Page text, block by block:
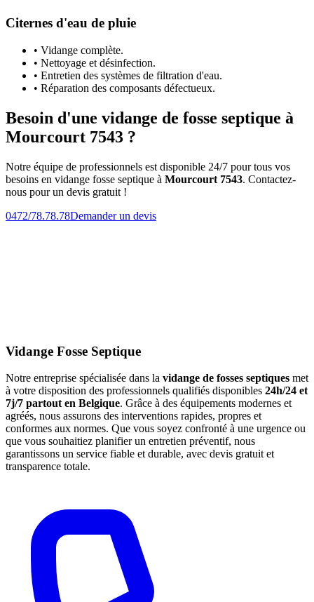
Citernes d'eau de pluie
• Vidange complète.
• Nettoyage et désinfection.
• Entretien des systèmes de filtration d'eau.
• Réparation des composants défectueux.
Besoin d'une vidange de fosse septique à
Mourcourt 7543 ?
Notre équipe de professionnels est disponible 24/7 pour tous vos
besoins en vidange fosse septique à Mourcourt 7543. Contactez-
nous pour un devis gratuit !
0472/78.78.78Demander un devis
Vidange Fosse Septique
Notre entreprise spécialisée dans la vidange de fosses septiques met
à votre disposition des professionnels qualifiés disponibles 24h/24 et
7j/7 partout en Belgique. Grâce à des équipements modernes et
agréés, nous assurons des interventions rapides, propres et
conformes aux normes. Que vous soyez confronté à une urgence ou
que vous souhaitiez planifier un entretien préventif, nous
garantissons un service fiable et durable, avec devis gratuit et
transparence totale.